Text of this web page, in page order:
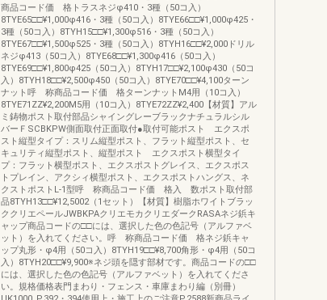
商品コード価 格トラスネジφ410・3種（50コ入）
8TYE65□□¥1,000φ416・3種（50コ入）8TYE66□□¥1,000φ425・
3種（50コ入）8TYH15□□¥1,300φ516・3種（50コ入）
8TYE67□□¥1,500φ525・3種（50コ入）8TYH16□□¥2,000ドリル
ネジφ413（50コ入）8TYE68□□¥1,300φ416（50コ入）
8TYE69□□¥1,800φ425（50コ入）8TYH17□□¥2,100φ430（50コ
入）8TYH18□□¥2,500φ450（50コ入）8TYE70□□¥4,100ターン
ナット呼 称商品コード価 格ターンナットM4用（10コ入）
8TYE71ZZ¥2,200M5用（10コ入）8TYE72ZZ¥2,400【材質】アル
ミ鋳物ポスト取付部品シャイングレーブラックナチュラルシル
バーＦSCBKPW側面取付正面取付●取付可能ポスト エクスポ
スト縦型タイプ：スリム縦型ポスト、フラット縦型ポスト、セ
キュリティ縦型ポスト、縦型ポスト エクスポスト横型タイ
プ：フラット横型ポスト、エクスポストグレイス、エクスポス
トプレイン、アクシィ横型ポスト、エクスポストハングス、ネ
クストポストL-1型呼 称商品コード価 格入 数ポスト取付部
品8TYH13□□¥12,5002（1セット）【材質】樹脂ホワイトブラッ
ククリエペールJWBKPAクリエモカクリエダークRASAネジ鋲キ
ャップ商品コードの□□には、選択した色の色記号（アルファベ
ット）を入れてください。呼 称商品コード価 格ネジ鋲キャ
ップ丸形・φ4用（50コ入）8TYH19□□¥8,700角形・φ4用（50コ
入）8TYH20□□¥9,900※ネジ頭を隠す部材です。商品コードの□□
には、選択した色の色記号（アルファベット）を入れてくださ
い。規格価格表門まわり・フェンス・車庫まわり編（別冊）